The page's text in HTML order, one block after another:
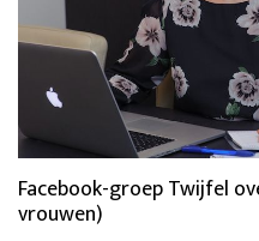
Facebook-groep Twijfel
vrouwen)